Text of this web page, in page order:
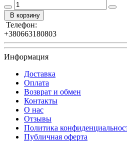
В корзину
Телефон:
+380663180803
Информация
Доставка
Оплата
Возврат и обмен
Контакты
О нас
Отзывы
Политика
Публичная оферта